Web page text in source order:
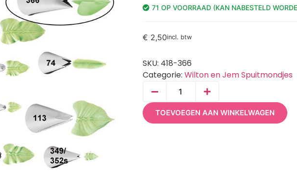
71 OP VOORRAAD (KAN NABESTELD
€ 2,50incl. btw
SKU: 418-366
Categorie: Wilton en Jem Spuitmondjes
TOEVOEGEN AAN WINKELWAGEN